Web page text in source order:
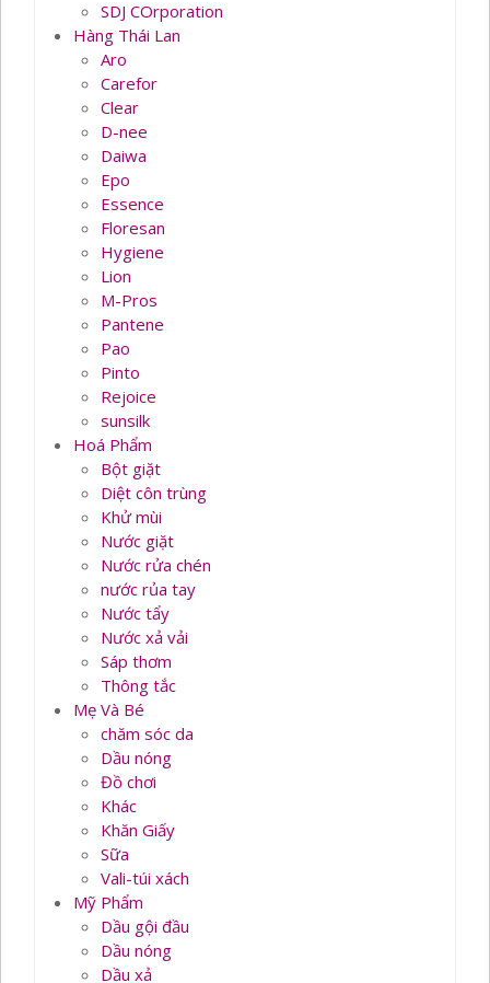
SDJ COrporation
Hàng Thái Lan
Aro
Carefor
Clear
D-nee
Daiwa
Epo
Essence
Floresan
Hygiene
Lion
M-Pros
Pantene
Pao
Pinto
Rejoice
sunsilk
Hoá Phẩm
Bột giặt
Diệt côn trùng
Khử mùi
Nước giặt
Nước rửa chén
nước rủa tay
Nước tẩy
Nước xả vải
Sáp thơm
Thông tắc
Mẹ Và Bé
chăm sóc da
Dầu nóng
Đồ chơi
Khác
Khăn Giấy
Sữa
Vali-túi xách
Mỹ Phẩm
Dầu gội đầu
Dầu nóng
Dầu xả